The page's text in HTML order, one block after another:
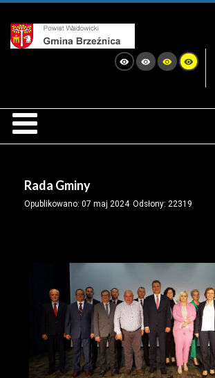
Rada Gminy
Opublikowano: 07 maj 2024 Odsłony: 22319